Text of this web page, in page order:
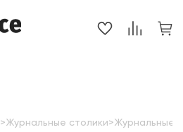
>Журнальные столики>Журнальные